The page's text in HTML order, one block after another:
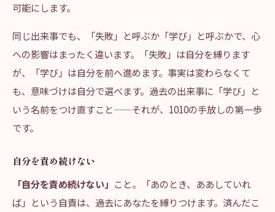
可能にします。
同じ出来事でも、「失敗」と呼ぶか「学び」と呼ぶかで、心
への影響はまったく違います。「失敗」は自分を縛ります
が、「学び」は自分を前へ進めます。事実は変わらなくて
も、意味づけは自分で選べます。過去の出来事に「学び」と
いう名前をつけ直すこと——それが、1010の手放しの第一歩
です。
自分を責め続けない
「自分を責め続けない」 こと。「あのとき、ああしていれ
ば」という自責は、過去にあなたを縛りつけます。済んだこ